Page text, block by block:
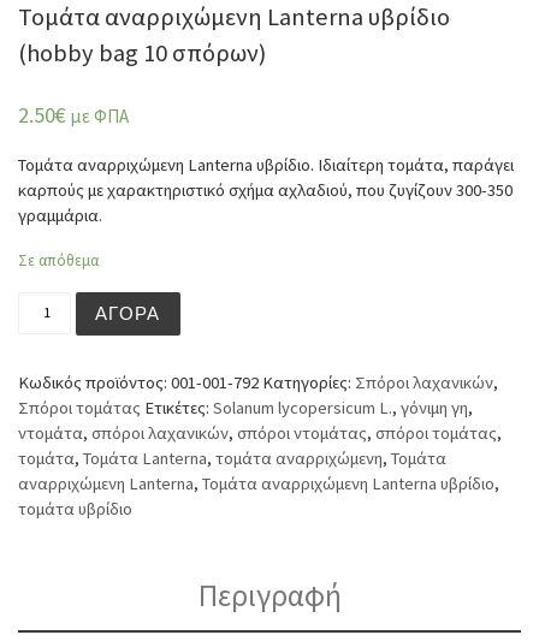
Τομάτα αναρριχώμενη Lanterna υβρίδιο
(hobby bag 10 σπόρων)
2.50€ με ΦΠΑ
Τομάτα αναρριχώμενη Lanterna υβρίδιο. Ιδιαίτερη τομάτα, παράγει
καρπούς με χαρακτηριστικό σχήμα αχλαδιού, που ζυγίζουν 300-350
γραμμάρια.
Σε απόθεμα
ΑΓΟΡΆ
Κωδικός προϊόντος: 001-001-792 Κατηγορίες: Σπόροι λαχανικών,
Σπόροι τομάτας Ετικέτες: Solanum lycopersicum L., γόνιμη γη,
ντομάτα, σπόροι λαχανικών, σπόροι ντομάτας, σπόροι τομάτας,
τομάτα, Τομάτα Lanterna, τομάτα αναρριχώμενη, Τομάτα
αναρριχώμενη Lanterna, Τομάτα αναρριχώμενη Lanterna υβρίδιο,
τομάτα υβρίδιο
Περιγραφή